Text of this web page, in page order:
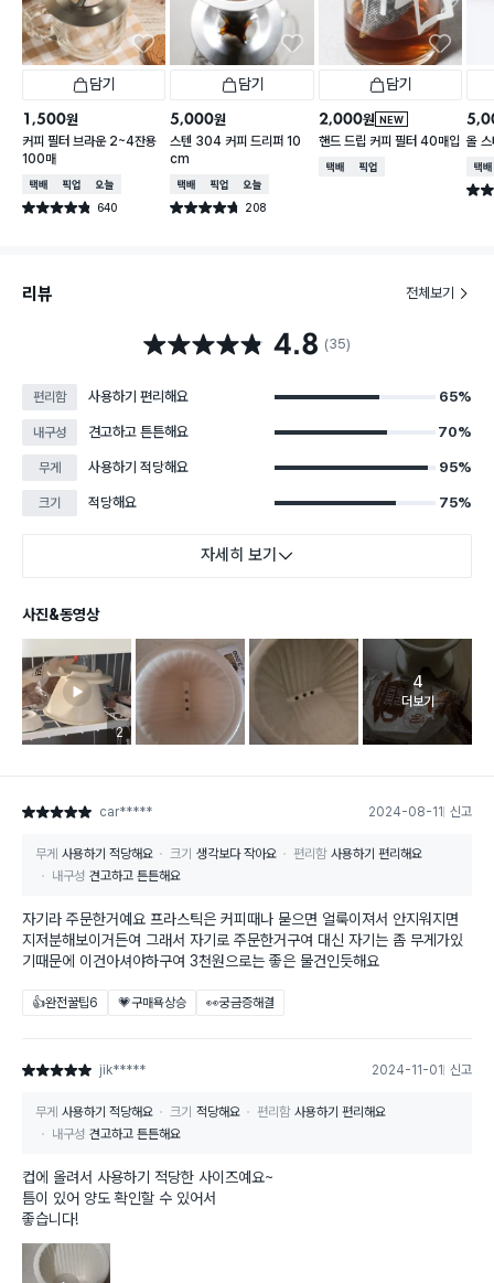
담기
1,500원
커피 필터 브라운 2~4잔용
100매
택배배송매장픽업오늘배송
별점 4.8점 640
건 작성
담기
5,000원
스텐 304 커피 드리퍼 10
cm
택배배송매장픽업오늘배송
별점 4.7점 208
건 작성
담기
NEW
2,000원
핸드 드립 커피 필터 40매입
택배배송매장픽업
올
택배
별점
리뷰 전체보기
별점 4.8점 4.8 (35)
편리함 사용하기 편리해요 65%
내구성 견고하고 튼튼해요 70%
무게 사용하기 적당해요 95%
크기 적당해요 75%
자세히 보기
사진&동영상
리뷰 이미지 등록 개수
2
고객 리뷰
4
더보기
별점 5점 car***** 2024-08-11 신고
무게 사용하기 적당해요 크기 생각보다 작아요 편리함 사용하기 편리해요
내구성 견고하고 튼튼해요
자기라 주문한거예요 프라스틱은 커피때나 묻으면 얼룩이져서 안지워지면
지저분해보이거든여 그래서 자기로 주문한거구여 대신 자기는 좀 무게가있
기때문에 이건아셔야하구여 3천원으로는 좋은 물건인듯해요
👍완전꿀팁6 💗구매욕상승 👀궁금증해결
별점 5점 jik***** 2024-11-01 신고
무게 사용하기 적당해요 크기 적당해요 편리함 사용하기 편리해요
내구성 견고하고 튼튼해요
컵에 올려서 사용하기 적당한 사이즈예요~
틈이 있어 양도 확인할 수 있어서
좋습니다!